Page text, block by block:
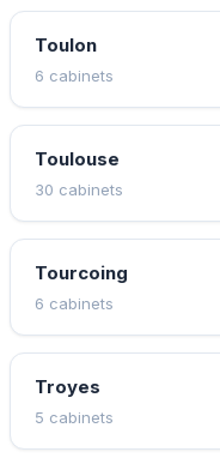
Toulon
6 cabinets
Toulouse
30 cabinets
Tourcoing
6 cabinets
Troyes
5 cabinets